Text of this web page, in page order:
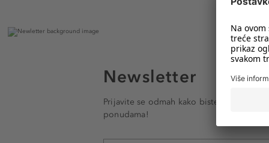
Newsletter
Prijavite se odmah kako biste e-mailom
ponudama!